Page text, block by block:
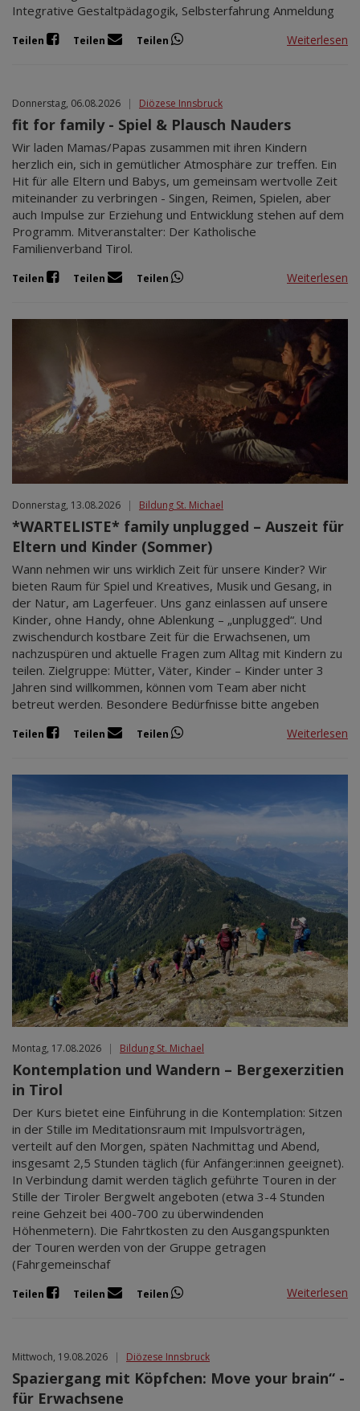
Integrative Gestaltpädagogik, Selbsterfahrung Anmeldung
Teilen Teilen Teilen Weiterlesen
Donnerstag, 06.08.2026 | Diözese Innsbruck
fit for family - Spiel & Plausch Nauders
Wir laden Mamas/Papas zusammen mit ihren Kindern
herzlich ein, sich in gemütlicher Atmosphäre zur treffen. Ein
Hit für alle Eltern und Babys, um gemeinsam wertvolle Zeit
miteinander zu verbringen - Singen, Reimen, Spielen, aber
auch Impulse zur Erziehung und Entwicklung stehen auf dem
Programm. Mitveranstalter: Der Katholische
Familienverband Tirol.
Teilen Teilen Teilen Weiterlesen
Donnerstag, 13.08.2026 | Bildung St. Michael
*WARTELISTE* family unplugged – Auszeit für
Eltern und Kinder (Sommer)
Wann nehmen wir uns wirklich Zeit für unsere Kinder? Wir
bieten Raum für Spiel und Kreatives, Musik und Gesang, in
der Natur, am Lagerfeuer. Uns ganz einlassen auf unsere
Kinder, ohne Handy, ohne Ablenkung – „unplugged“. Und
zwischendurch kostbare Zeit für die Erwachsenen, um
nachzuspüren und aktuelle Fragen zum Alltag mit Kindern zu
teilen. Zielgruppe: Mütter, Väter, Kinder – Kinder unter 3
Jahren sind willkommen, können vom Team aber nicht
betreut werden. Besondere Bedürfnisse bitte angeben
Teilen Teilen Teilen Weiterlesen
Montag, 17.08.2026 | Bildung St. Michael
Kontemplation und Wandern – Bergexerzitien
in Tirol
Der Kurs bietet eine Einführung in die Kontemplation: Sitzen
in der Stille im Meditationsraum mit Impulsvorträgen,
verteilt auf den Morgen, späten Nachmittag und Abend,
insgesamt 2,5 Stunden täglich (für Anfänger:innen geeignet).
In Verbindung damit werden täglich geführte Touren in der
Stille der Tiroler Bergwelt angeboten (etwa 3-4 Stunden
reine Gehzeit bei 400-700 zu überwindenden
Höhenmetern). Die Fahrtkosten zu den Ausgangspunkten
der Touren werden von der Gruppe getragen
(Fahrgemeinschaf
Teilen Teilen Teilen Weiterlesen
Mittwoch, 19.08.2026 | Diözese Innsbruck
Spaziergang mit Köpfchen: Move your brain“ -
für Erwachsene